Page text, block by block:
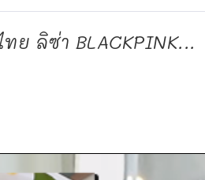
ลิซ่า BLACKPINK...